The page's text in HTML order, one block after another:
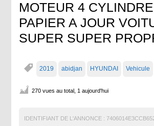
MOTEUR 4
PAPIER A JOUR
SUPER SUPER
2019 abidjan HYUNDAI Vehicule
270 vues au total, 1 aujourd'hui
IDENTIFIANT DE L'ANNONCE :